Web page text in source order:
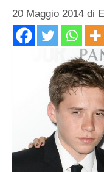
20 Maggio 2014 di